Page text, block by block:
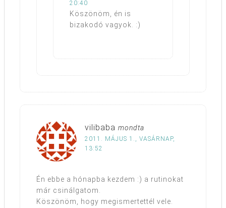
20:40
Köszönöm, én is
bizakodó vagyok. :)
vilibaba mondta
2011. MÁJUS 1., VASÁRNAP,
13:52
Én ebbe a hónapba kezdem :) a rutinokat
már csinálgatom.
Köszönöm, hogy megismertettél vele.